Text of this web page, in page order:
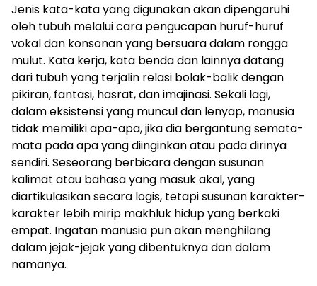
Jenis kata-kata yang digunakan akan dipengaruhi
oleh tubuh melalui cara pengucapan huruf-huruf
vokal dan konsonan yang bersuara dalam rongga
mulut. Kata kerja, kata benda dan lainnya datang
dari tubuh yang terjalin relasi bolak-balik dengan
pikiran, fantasi, hasrat, dan imajinasi. Sekali lagi,
dalam eksistensi yang muncul dan lenyap, manusia
tidak memiliki apa-apa, jika dia bergantung semata-
mata pada apa yang diinginkan atau pada dirinya
sendiri. Seseorang berbicara dengan susunan
kalimat atau bahasa yang masuk akal, yang
diartikulasikan secara logis, tetapi susunan karakter-
karakter lebih mirip makhluk hidup yang berkaki
empat. Ingatan manusia pun akan menghilang
dalam jejak-jejak yang dibentuknya dan dalam
namanya.